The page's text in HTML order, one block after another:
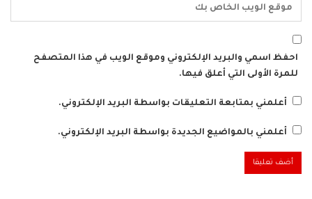
احفظ اسمي والبريد الإلكتروني وموقع الويب في هذا المتصفح
للمرة الأولى التي أعلق فيها.
أعلمني بمتابعة التعليقات بواسطة البريد الإلكتروني.
أعلمني بالمواضيع الجديدة بواسطة البريد الإلكتروني.